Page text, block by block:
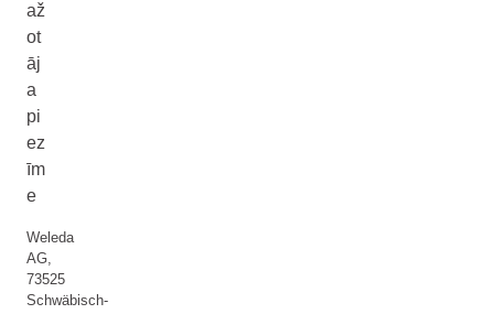
až
ot
āj
a
pi
ez
īm
e
Weleda
AG,
73525
Schwäbisch-